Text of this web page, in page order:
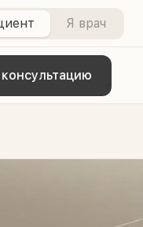
Я врач